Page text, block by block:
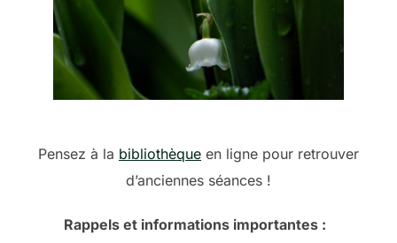
Pensez à la bibliothèque en ligne pour retrouver
d’anciennes séances !
Rappels et informations importantes :